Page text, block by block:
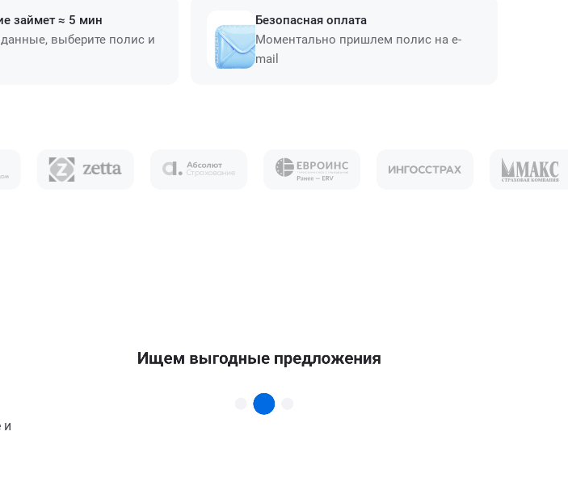
займет ≈ 5 мин
выберите полис и
Безопасная оплата
Моментально пришлем полис на e-
mail
и